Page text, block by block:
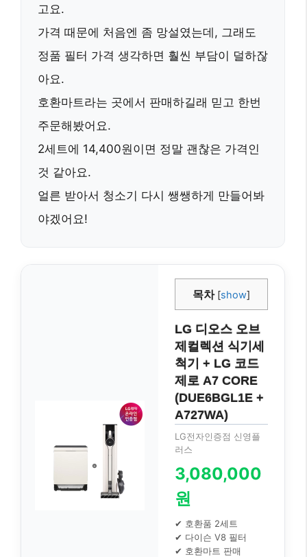
고요.
가격 때문에 처음엔 좀 망설였는데, 그래도
정품 필터 가격 생각하면 훨씬 부담이 덜하잖
아요.
호환마트라는 곳에서 판매하길래 믿고 한번
주문해봤어요.
2세트에 14,400원이면 정말 괜찮은 가격인
것 같아요.
얼른 받아서 청소기 다시 쌩쌩하게 만들어봐
야겠어요!
목차 [show]
LG 디오스 오브
제컬렉션 식기세
척기 + LG 코드
제로 A7 CORE
(DUE6BGL1E +
A727WA)
LG전자인증점 신영플
러스
3,080,000
원
✔ 호환품 2세트
✔ 다이슨 V8 필터
✔ 호환마트 판매